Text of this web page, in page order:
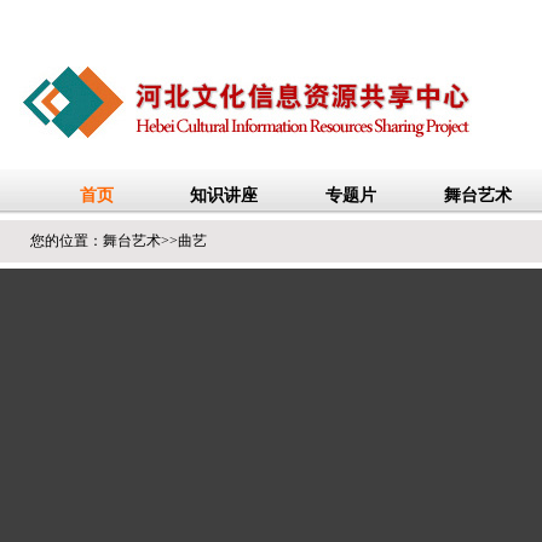
您的位置： 舞台艺术>>曲艺